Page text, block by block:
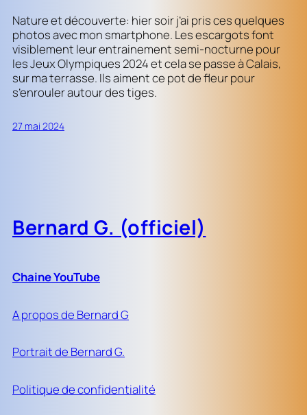
Nature et découverte: hier soir j’ai pris ces quelques
photos avec mon smartphone. Les escargots font
visiblement leur entrainement semi-nocturne pour
les Jeux Olympiques 2024 et cela se passe à Calais,
sur ma terrasse. Ils aiment ce pot de fleur pour
s’enrouler autour des tiges.
27 mai 2024
Bernard G. (officiel)
Chaine YouTube
A propos de Bernard G
Portrait de Bernard G.
Politique de confidentialité